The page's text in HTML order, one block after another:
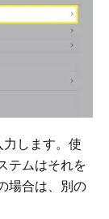
します。使
テムはそれを
場合は、別の